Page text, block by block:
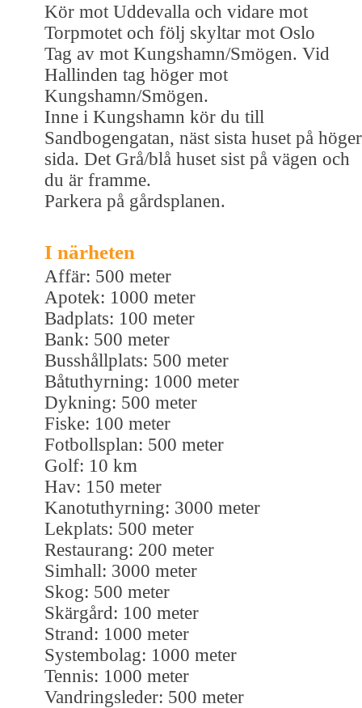
Kör mot Uddevalla och vidare mot
Torpmotet och följ skyltar mot Oslo
Tag av mot Kungshamn/Smögen. Vid
Hallinden tag höger mot
Kungshamn/Smögen.
Inne i Kungshamn kör du till
Sandbogengatan, näst sista huset på höger
sida. Det Grå/blå huset sist på vägen och
du är framme.
Parkera på gårdsplanen.
I närheten
Affär: 500 meter
Apotek: 1000 meter
Badplats: 100 meter
Bank: 500 meter
Busshållplats: 500 meter
Båtuthyrning: 1000 meter
Dykning: 500 meter
Fiske: 100 meter
Fotbollsplan: 500 meter
Golf: 10 km
Hav: 150 meter
Kanotuthyrning: 3000 meter
Lekplats: 500 meter
Restaurang: 200 meter
Simhall: 3000 meter
Skog: 500 meter
Skärgård: 100 meter
Strand: 1000 meter
Systembolag: 1000 meter
Tennis: 1000 meter
Vandringsleder: 500 meter